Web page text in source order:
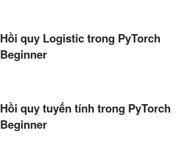
Hồi quy Logistic trong PyTorch
Beginner
Hồi quy tuyến tính trong PyTorch
Beginner